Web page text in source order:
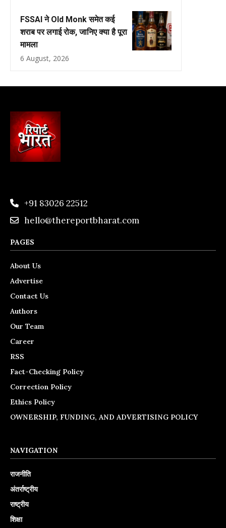
FSSAI ने Old Monk समेत कई
शराब पर लगाई रोक, जानिए क्या है पूरा
मामला
6 August, 2026
+91 83026 22512
hello@thereportbharat.com
PAGES
About Us
Advertise
Contact Us
Authors
Our Team
Career
RSS
Fact-Checking Policy
Correction Policy
Ethics Policy
OWNERSHIP, FUNDING, AND ADVERTISING POLICY
NAVIGATION
राजनीति
अंतर्राष्ट्रीय
राष्ट्रीय
शिक्षा